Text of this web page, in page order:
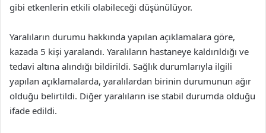
gibi etkenlerin etkili olabileceği düşünülüyor.
Yaralıların durumu hakkında yapılan açıklamalara göre,
kazada 5 kişi yaralandı. Yaralıların hastaneye kaldırıldığı ve
tedavi altına alındığı bildirildi. Sağlık durumlarıyla ilgili
yapılan açıklamalarda, yaralılardan birinin durumunun ağır
olduğu belirtildi. Diğer yaralıların ise stabil durumda olduğu
ifade edildi.